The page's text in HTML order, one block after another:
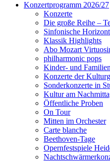
Konzertprogramm 2026/27
Konzerte
Die große Reihe –
Sinfonische
Klassik Highlights
Abo Mozart
philharmonic pops
Kinder- und
Konzerte der
Sonderkonzerte in
Kultur am
Öffentliche Proben
On Tour
Mitten im Orchester
Carte blanche
Beethoven-Tage
Opernfestspiele